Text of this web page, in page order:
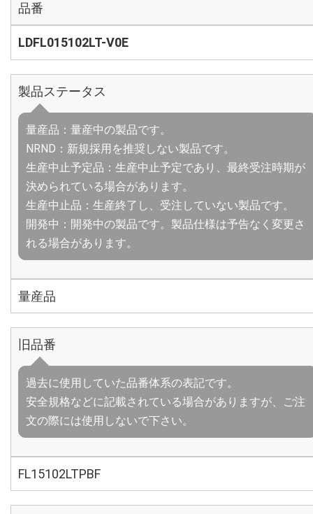
品番
LDFL015102LT-V0E
製品ステータス
量産品：量産中の製品です。
NRND：新規採用を推奨しない製品です。
生産中止予定品：生産中止予定であり、最終受注時期が
決められている場合があります。
生産中止品：生産終了し、受注していない製品です。
開発中：開発中の製品です。製品仕様は予告なく変更さ
れる場合があります。
量産品
旧品番
過去に使用していた品番体系の表記です。
安全規格などに記載されている場合がありますが、ご注
文の際には使用しないで下さい。
FL15102LTPBF